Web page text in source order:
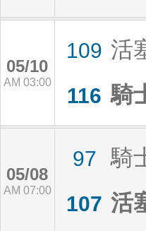
05/10
AM 03:00
109 活
116 騎
05/08
AM 07:00
97 騎
107 活